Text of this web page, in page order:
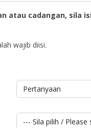
atau cadangan, sila
wajib diisi.